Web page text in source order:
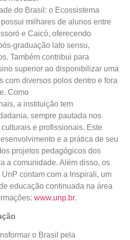
do Brasil: o Ecossistema
milhares de alunos entre
e Caicó, oferecendo
graduação lato sensu,
Também contribui para
superior ao disponibilizar uma
com diversos polos dentro e fora
Como
a instituição tem
sempre pautada nos
e profissionais. Este
e a prática de seu
projetos pedagógicos dos
a comunidade. Além disso, os
contam com a Inspirali, um
educação continuada na área
www.unp.br.
o Brasil pela